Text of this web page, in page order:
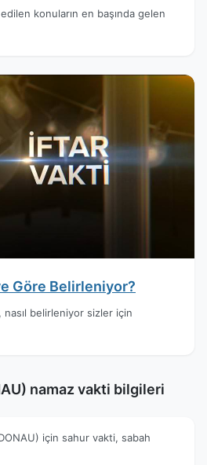
konuların en başında gelen
Göre Belirleniyor?
belirleniyor sizler için
namaz vakti bilgileri
için sahur vakti, sabah